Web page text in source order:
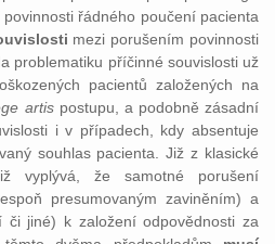
povinnosti řádného poučení pacienta
mezi porušením povinnosti
problematiku příčinné souvislosti už
pacientů založených na
artispostupu, a podobně zásadní
i v případech, kdy absentuje
souhlas pacienta. Již z klasické
vyplývá, že samotné porušení
presumovaným zaviněním) a
jiné) k založení odpovědnosti za